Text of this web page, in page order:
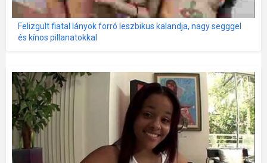
Felizgult fiatal lányok forró leszbikus kalandja, nagy segggel
és kínos pillanatokkal